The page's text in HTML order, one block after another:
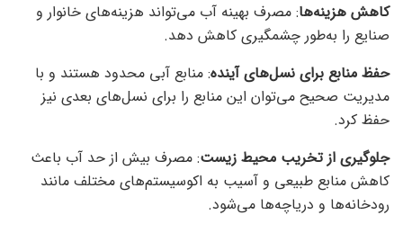
کاهش هزینه‌ها: مصرف بهینه آب می‌تواند هزینه‌های خانوار و
صنایع را به‌طور چشمگیری کاهش دهد.
حفظ منابع برای نسل‌های آینده: منابع آبی محدود هستند و با
مدیریت صحیح می‌توان این منابع را برای نسل‌های بعدی نیز
حفظ کرد.
جلوگیری از تخریب محیط زیست: مصرف بیش از حد آب باعث
کاهش منابع طبیعی و آسیب به اکوسیستم‌های مختلف مانند
رودخانه‌ها و دریاچه‌ها می‌شود.